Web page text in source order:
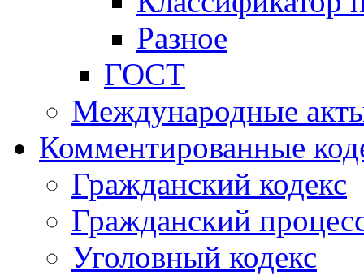
Разное
ГОСТ
Международные
Комментированные
Гражданский кодекс
Гражданский
Уголовный кодекс